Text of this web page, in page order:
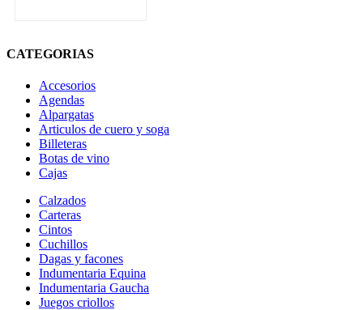
CATEGORIAS
Accesorios
Agendas
Alpargatas
Articulos de cuero y soga
Billeteras
Botas de vino
Cajas
Calzados
Carteras
Cintos
Cuchillos
Dagas y facones
Indumentaria Equina
Indumentaria Gaucha
Juegos criollos